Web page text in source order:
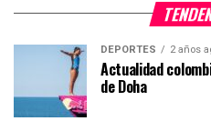
DEPORTES 2 años
Actualidad
de Doha